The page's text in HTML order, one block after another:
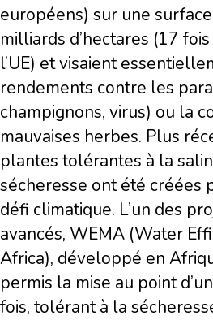
européens) sur une
milliards d’hectares (17
l’UE) et visaient
rendements contre les
champignons, virus) ou la
mauvaises herbes. Plus
plantes tolérantes à la
sécheresse ont été créées
défi climatique. L’un des
avancés, WEMA (Water
Africa), développé en
permis la mise au point
fois, tolérant à la